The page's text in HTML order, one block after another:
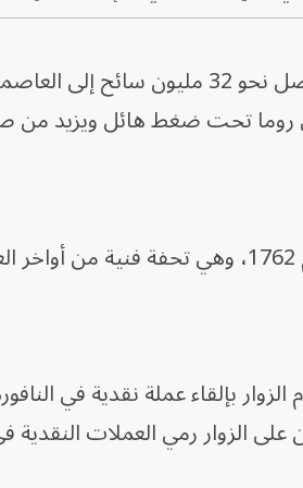
ويتوقع الفاتيكان أن يصل نحو 32
روما تحت ضغط هائل ويزيد من
بإلقاء عملة نقدية في
على الزوار رمي العملات النقدية